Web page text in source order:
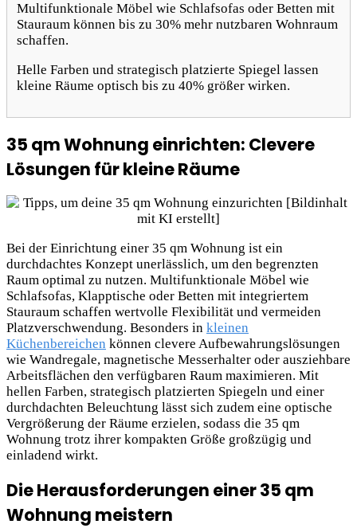
Multifunktionale Möbel wie Schlafsofas oder Betten mit
Stauraum können bis zu 30% mehr nutzbaren Wohnraum
schaffen.
Helle Farben und strategisch platzierte Spiegel lassen
kleine Räume optisch bis zu 40% größer wirken.
35 qm Wohnung einrichten: Clevere
Lösungen für kleine Räume
Bei der Einrichtung einer 35 qm Wohnung ist ein
durchdachtes Konzept unerlässlich, um den begrenzten
Raum optimal zu nutzen. Multifunktionale Möbel wie
Schlafsofas, Klapptische oder Betten mit integriertem
Stauraum schaffen wertvolle Flexibilität und vermeiden
Platzverschwendung. Besonders in kleinen
Küchenbereichen können clevere Aufbewahrungslösungen
wie Wandregale, magnetische Messerhalter oder ausziehbare
Arbeitsflächen den verfügbaren Raum maximieren. Mit
hellen Farben, strategisch platzierten Spiegeln und einer
durchdachten Beleuchtung lässt sich zudem eine optische
Vergrößerung der Räume erzielen, sodass die 35 qm
Wohnung trotz ihrer kompakten Größe großzügig und
einladend wirkt.
Die Herausforderungen einer 35 qm
Wohnung meistern